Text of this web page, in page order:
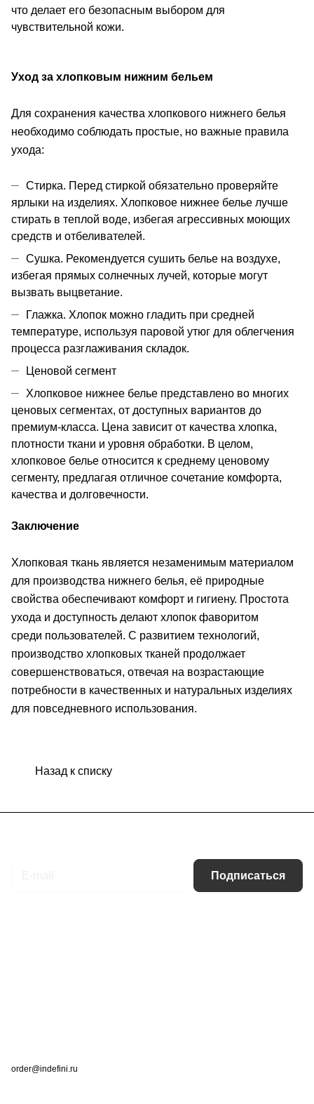
что делает его безопасным выбором для
чувствительной кожи.
Уход за хлопковым нижним бельем
Для сохранения качества хлопкового нижнего белья
необходимо соблюдать простые, но важные правила
ухода:
Стирка. Перед стиркой обязательно проверяйте
ярлыки на изделиях. Хлопковое нижнее белье лучше
стирать в теплой воде, избегая агрессивных моющих
средств и отбеливателей.
Сушка. Рекомендуется сушить белье на воздухе,
избегая прямых солнечных лучей, которые могут
вызвать выцветание.
Глажка. Хлопок можно гладить при средней
температуре, используя паровой утюг для облегчения
процесса разглаживания складок.
Ценовой сегмент
Хлопковое нижнее белье представлено во многих
ценовых сегментах, от доступных вариантов до
премиум-класса. Цена зависит от качества хлопка,
плотности ткани и уровня обработки. В целом,
хлопковое белье относится к среднему ценовому
сегменту, предлагая отличное сочетание комфорта,
качества и долговечности.
Заключение
Хлопковая ткань является незаменимым материалом
для производства нижнего белья, её природные
свойства обеспечивают комфорт и гигиену. Простота
ухода и доступность делают хлопок фаворитом
среди пользователей. С развитием технологий,
производство хлопковых тканей продолжает
совершенствоваться, отвечая на возрастающие
потребности в качественных и натуральных изделиях
для повседневного использования.
Назад к списку
Подписаться
order@indefini.ru